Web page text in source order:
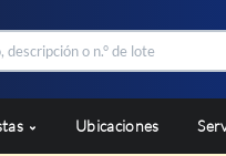
Ubicaciones